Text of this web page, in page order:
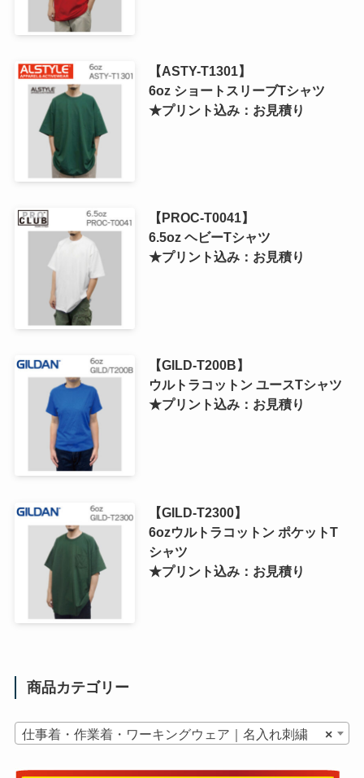
【ASTY-T1301】
6oz ショートスリーブTシャツ
★プリント込み：お見積り
【PROC-T0041】
6.5oz ヘビーTシャツ
★プリント込み：お見積り
【GILD-T200B】
ウルトラコットン ユースTシャツ
★プリント込み：お見積り
【GILD-T2300】
6ozウルトラコットン ポケットT
シャツ
★プリント込み：お見積り
商品カテゴリー
×
仕事着・作業着・ワーキングウェア｜名入れ刺繍